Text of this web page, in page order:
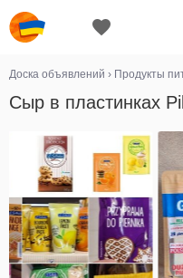
Доска объявлений › Продукты
Сыр в пластинках